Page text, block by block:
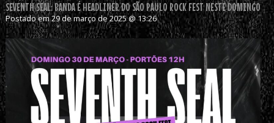
SEVENTH SEAL: BANDA É HEADLINER DO SÃO PAULO ROCK FEST NESTE DOMINGO
Postado em 29 de março de 2025 @ 13:26